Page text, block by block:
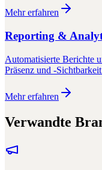
Mehr erfahren
Reporting &
Automatisierte Berichte
Präsenz und -
Mehr erfahren
Verwandte